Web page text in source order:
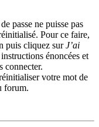
passe ne puisse pas
Pour ce faire,
puis cliquez surJ’ai
énoncées et
connecter.
votre mot de
forum.